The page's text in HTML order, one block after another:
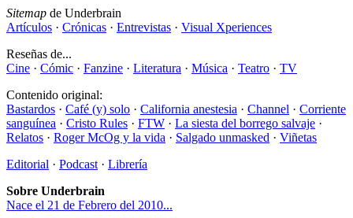
Sitemap de Underbrain
Artículos · Crónicas · Entrevistas · Visual Xperiences
Reseñas de...
Cine · Cómic · Fanzine · Literatura · Música · Teatro · TV
Contenido original:
Bastardos · Café (y) solo · California anestesia · Channel · Corriente
sanguínea · Cristo Rules · FTW · La siesta del borrego salvaje ·
Relatos · Roger McOg y la vida · Salgado unmasked · Viñetas
Editorial · Podcast · Librería
Sobre Underbrain
Nace el 21 de Febrero del 2010...